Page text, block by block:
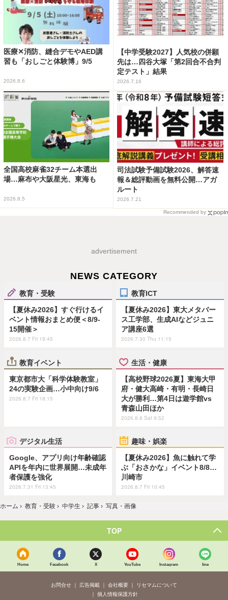
医療✕消防、縫合デモやAED講
習も「おしごと体験博」9/5
2026.8.6
【中学受験2027】人気校の併願
先は…四谷大塚「第2回合不合判
定テスト」結果
2026.7.16
全国高校麻雀32チーム本選出
場…麻布や大阪星光、東海も
2026.8.5
司法試験予備試験2026、解答速
報＆総評動画を無料公開…アガ
ルート
2026.7.21
Recommended by
advertisement
NEWS CATEGORY
教育・受験
【夏休み2026】すぐ行けるイ
ベント情報おまとめ便＜8/9-
15開催＞
2026.8.7 Fri 19:45
教育ICT
【夏休み2026】東大メタバー
ス工学部、生成AIなどジュニ
ア講座6選
2026.7.30 Thu 11:15
教育イベント
東京都市大「科学体験教室」
24の実験企画…小中向け9/6
2026.8.7 Fri 18:15
生活・健康
【高校野球2026夏】東海大甲
府・健大高崎・有明・長崎日
大が勝利…第4日は遊学館vs
青森山田ほか
2026.8.8 Sat 9:52
デジタル生活
Google、アプリ向け年齢確認
APIを年内に世界展開…未成年
者保護を強化
2026.7.31 Fri 13:45
趣味・娯楽
【夏休み2026】魚に触れて学
ぶ「おさかな」イベント8/8…
川崎市
2026.8.7 Fri 10:45
ホーム › 教育・受験 › 中学生 › 記事 › 写真・画像
TOP
Home Facebook X YouTube Instagram line
お問合せ 広告掲載 会社概要
リセマムについて
個人情報保護方針